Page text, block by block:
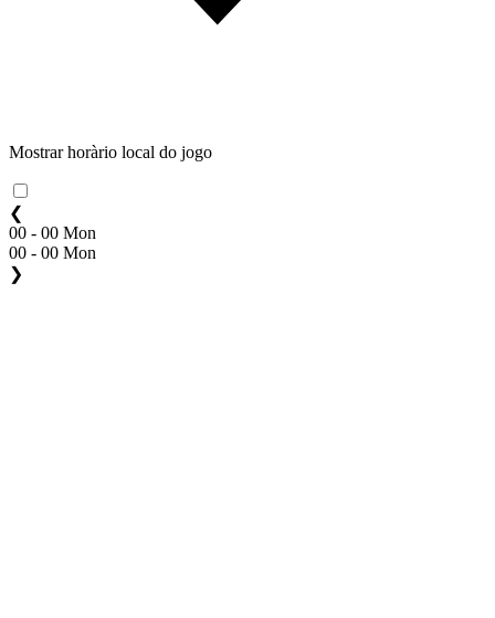
Mostrar horàrio local do jogo
❮
00 - 00 Mon
00 - 00 Mon
❯